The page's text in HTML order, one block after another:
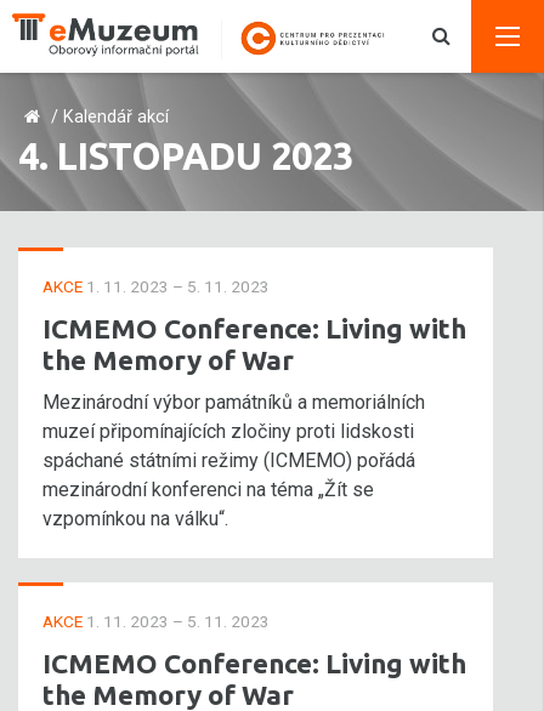
/ Kalendář akcí
4. LISTOPADU 2023
AKCE 1. 11. 2023 – 5. 11. 2023
ICMEMO Conference: Living with
the Memory of War
Mezinárodní výbor památníků a memoriálních
muzeí připomínajících zločiny proti lidskosti
spáchané státními režimy (ICMEMO) pořádá
mezinárodní konferenci na téma „Žít se
vzpomínkou na válku“.
AKCE 1. 11. 2023 – 5. 11. 2023
ICMEMO Conference: Living with
the Memory of War